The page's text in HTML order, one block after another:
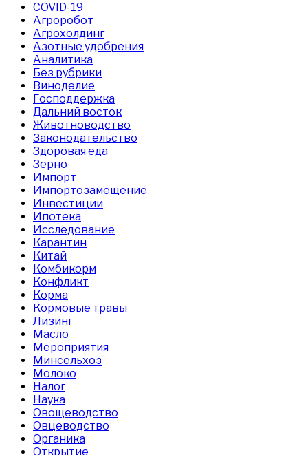
COVID-19
Агроробот
Агрохолдинг
Азотные удобрения
Аналитика
Без рубрики
Виноделие
Господдержка
Дальний восток
Животноводство
Законодательство
Здоровая еда
Зерно
Импорт
Импортозамещение
Инвестиции
Ипотека
Исследование
Карантин
Китай
Комбикорм
Конфликт
Корма
Кормовые травы
Лизинг
Масло
Мероприятия
Минсельхоз
Молоко
Налог
Наука
Овощеводство
Овцеводство
Органика
Открытие